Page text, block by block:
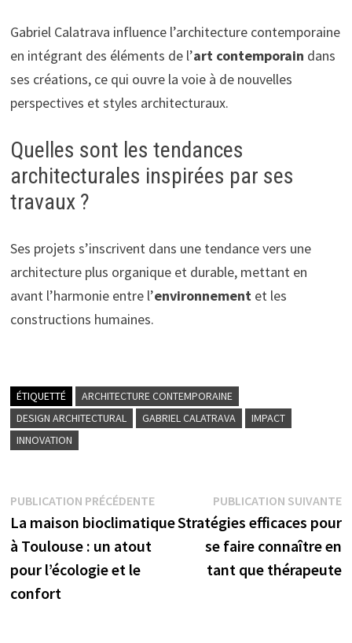
Gabriel Calatrava influence l’architecture contemporaine
en intégrant des éléments de l’art contemporain dans
ses créations, ce qui ouvre la voie à de nouvelles
perspectives et styles architecturaux.
Quelles sont les tendances
architecturales inspirées par ses
travaux ?
Ses projets s’inscrivent dans une tendance vers une
architecture plus organique et durable, mettant en
avant l’harmonie entre l’environnementet les
constructions humaines.
ÉTIQUETTÉ
ARCHITECTURE CONTEMPORAINE
DESIGN ARCHITECTURAL
GABRIEL CALATRAVA
IMPACT
INNOVATION
Navigation
de
l’article
PUBLICATION PRÉCÉDENTEPublication
précédente :
La maison bioclimatique
à Toulouse : un atout
pour l’écologie et le
confort
PUBLICATION SUIVANTE
Stratégies efficaces pour
se faire connaître en
tant que thérapeute